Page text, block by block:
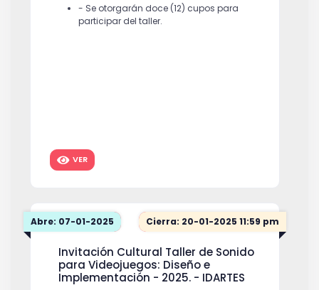
- Se otorgarán doce (12) cupos para
participar del taller.
VER
Abre: 07-01-2025 Cierra: 20-01-2025 11:59 pm
Invitación Cultural Taller de Sonido
para Videojuegos: Diseño e
Implementación - 2025. - IDARTES